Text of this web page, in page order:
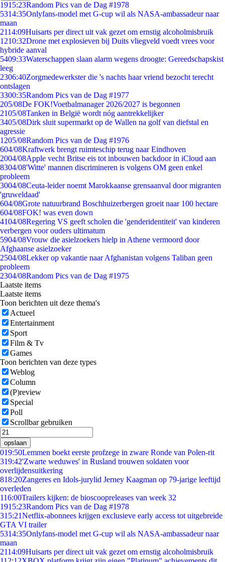
1915:23Random Pics van de Dag #1978
5314:35Onlyfans-model met G-cup wil als NASA-ambassadeur naar
maan
2114:09Huisarts per direct uit vak gezet om ernstig alcoholmisbruik
1210:32Drone met explosieven bij Duits vliegveld voedt vrees voor
hybride aanval
5409:33Waterschappen slaan alarm wegens droogte: Gereedschapskist
leeg
2306:40Zorgmedewerkster die 's nachts haar vriend bezocht terecht
ontslagen
3300:35Random Pics van de Dag #1977
205/08De FOK!Voetbalmanager 2026/2027 is begonnen
2105/08Tanken in België wordt nóg aantrekkelijker
3405/08Dirk sluit supermarkt op de Wallen na golf van diefstal en
agressie
1205/08Random Pics van de Dag #1976
604/08Kraftwerk brengt ruimteschip terug naar Eindhoven
2004/08Apple vecht Britse eis tot inbouwen backdoor in iCloud aan
8304/08'Witte' mannen discrimineren is volgens OM geen enkel
probleem
3004/08Ceuta-leider noemt Marokkaanse grensaanval door migranten
'gruweldaad'
604/08Grote natuurbrand Boschhuizerbergen groeit naar 100 hectare
604/08FOK! was even down
4104/08Regering VS geeft scholen die 'genderidentiteit' van kinderen
verbergen voor ouders ultimatum
5904/08Vrouw die asielzoekers hielp in Athene vermoord door
Afghaanse asielzoeker
2504/08Lekker op vakantie naar Afghanistan volgens Taliban geen
probleem
2304/08Random Pics van de Dag #1975
Laatste items
Laatste items
Toon berichten uit deze thema's
Actueel
Entertainment
Sport
Film & Tv
Games
Toon berichten van deze types
Weblog
Column
(P)review
Special
Poll
Scrollbar gebruiken
opslaan
019:50Lemmen boekt eerste profzege in zware Ronde van Polen-rit
319:42'Zwarte weduwes' in Rusland trouwen soldaten voor
overlijdensuitkering
818:20Zangeres en Idols-jurylid Jerney Kaagman op 79-jarige leeftijd
overleden
116:00Trailers kijken: de bioscoopreleases van week 32
1915:23Random Pics van de Dag #1978
315:21Netflix-abonnees krijgen exclusieve early access tot uitgebreide
GTA VI trailer
5314:35Onlyfans-model met G-cup wil als NASA-ambassadeur naar
maan
2114:09Huisarts per direct uit vak gezet om ernstig alcoholmisbruik